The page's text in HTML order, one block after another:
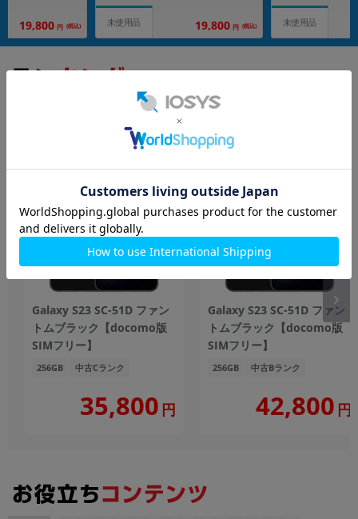
19,800 円 (税込) 未使用品 19,800 円 (税込) 未使用品
Galaxy S23 SC-51D ファン
トムブラック【docomo版
SIMフリー】
256GB 中古Cランク
35,800 円
Galaxy S23 SC-51D ファン
トムブラック【docomo版
SIMフリー】
256GB 中古Bランク
42,800 円